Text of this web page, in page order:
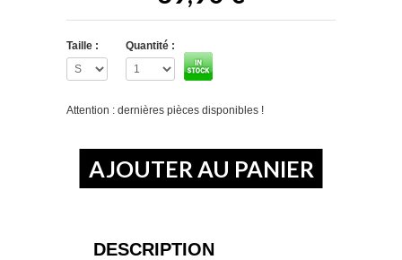
Taille : Quantité :
Attention : dernières pièces disponibles !
DESCRIPTION